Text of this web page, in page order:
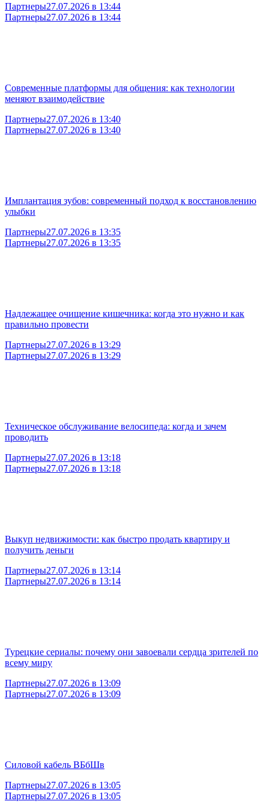
Партнеры27.07.2026 в 13:44
Партнеры27.07.2026 в 13:44
Современные платформы для общения: как технологии
меняют взаимодействие
Партнеры27.07.2026 в 13:40
Партнеры27.07.2026 в 13:40
Имплантация зубов: современный подход к восстановлению
улыбки
Партнеры27.07.2026 в 13:35
Партнеры27.07.2026 в 13:35
Надлежащее очищение кишечника: когда это нужно и как
правильно провести
Партнеры27.07.2026 в 13:29
Партнеры27.07.2026 в 13:29
Техническое обслуживание велосипеда: когда и зачем
проводить
Партнеры27.07.2026 в 13:18
Партнеры27.07.2026 в 13:18
Выкуп недвижимости: как быстро продать квартиру и
получить деньги
Партнеры27.07.2026 в 13:14
Партнеры27.07.2026 в 13:14
Турецкие сериалы: почему они завоевали сердца зрителей по
всему миру
Партнеры27.07.2026 в 13:09
Партнеры27.07.2026 в 13:09
Силовой кабель ВБбШв
Партнеры27.07.2026 в 13:05
Партнеры27.07.2026 в 13:05